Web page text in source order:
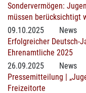
Sondervermögen:
müssen berücksichtigt
09.10.2025
News
Erfolgreicher Deutsch-
Ehrenamtliche 2025
26.09.2025
News
Pressemitteilung |
Freizeitorte